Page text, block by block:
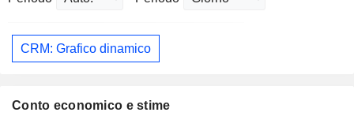
CRM: Grafico dinamico
Conto economico e stime